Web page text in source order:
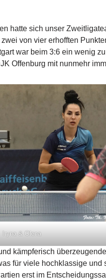
hatte sich unser
von vier erhofften
war beim 3:6 ein wenig
Offenburg mit nunmehr
Iryna & Olena
kämpferisch
für viele hochklassige
erst im